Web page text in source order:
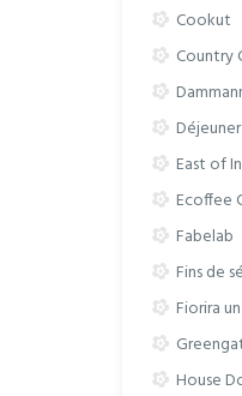
Cookut
Country
East of
Ecoffee
Fabelab
Fins de
Fiorira
House